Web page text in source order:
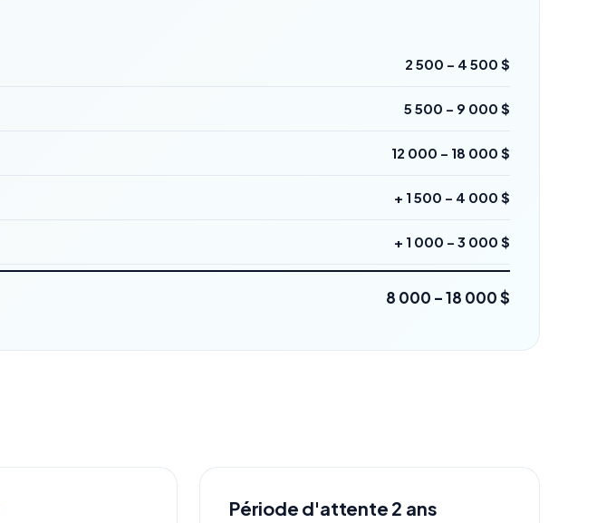
2 500 – 4 500 $
5 500 – 9 000 $
12 000 – 18 000 $
+ 1 500 – 4 000 $
+ 1 000 – 3 000 $
8 000 – 18 000 $
Période d'attente 2 ans